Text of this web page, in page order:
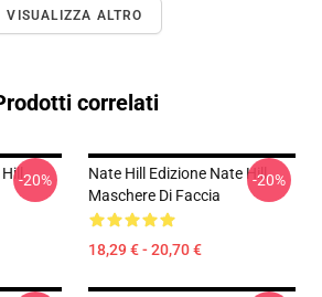
VISUALIZZA ALTRO
correlati
-20%
Nate Hill Edizione Nate Hill
Maschere Di Faccia
18,29 € - 20,70 €
-20%